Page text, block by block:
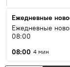
Ежедневные
Ежедневные
08:00
08:00 4 мин